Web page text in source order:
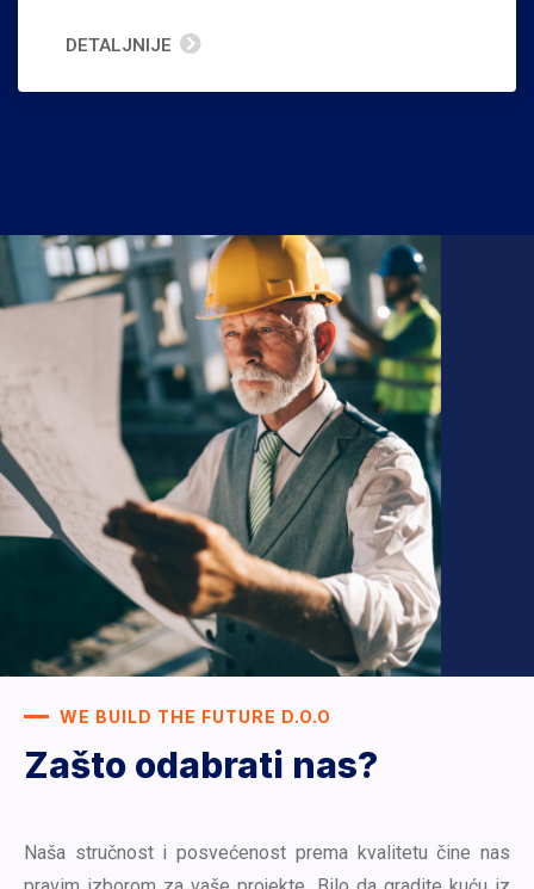
DETALJNIJE
WE BUILD THE FUTURE D.O.O
Zašto odabrati nas?
Naša stručnost i posvećenost prema kvalitetu čine nas